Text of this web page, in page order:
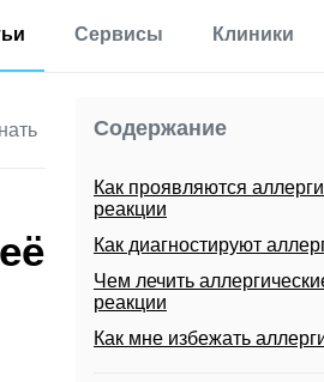
35 разделов
Сервисы
жира в теле
определения
процента жира по
методу ВМС США
Калькулятор
основного обмена
веществ
Калькулятор
Клиники
Содержание
Как проявляются
реакции
Как диагностируют
Чем лечить
реакции
Как мне избежать